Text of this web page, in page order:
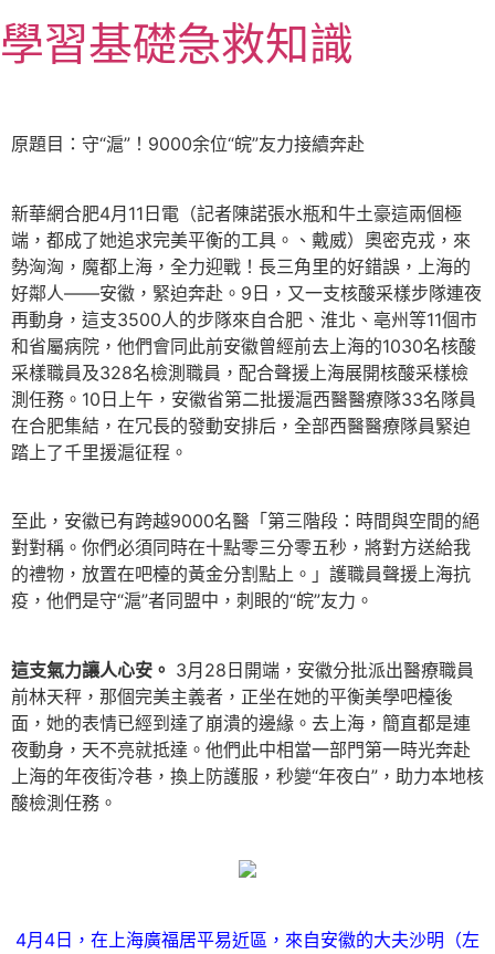
至
主
容
學習基礎急救知識
原題目：守“滬”！9000余位“皖”友力接續奔赴
新華網合肥4月11日電（記者陳諾張水瓶和牛土豪這兩個極
端，都成了她追求完美平衡的工具。、戴威）奧密克戎，來
勢洶洶，魔都上海，全力迎戰！長三角里的好錯誤，上海的
好鄰人——安徽，緊迫奔赴。9日，又一支核酸采樣步隊連夜
再動身，這支3500人的步隊來自合肥、淮北、亳州等11個市
和省屬病院，他們會同此前安徽曾經前去上海的1030名核酸
采樣職員及328名檢測職員，配合聲援上海展開核酸采樣檢
測任務。10日上午，安徽省第二批援滬西醫醫療隊33名隊員
在合肥集結，在冗長的發動安排后，全部西醫醫療隊員緊迫
踏上了千里援滬征程。
至此，安徽已有跨越9000名醫「第三階段：時間與空間的絕
對對稱。你們必須同時在十點零三分零五秒，將對方送給我
的禮物，放置在吧檯的黃金分割點上。」護職員聲援上海抗
疫，他們是守“滬”者同盟中，刺眼的“皖”友力。
這支氣力讓人心安。 3月28日開端，安徽分批派出醫療職員
前林天秤，那個完美主義者，正坐在她的平衡美學吧檯後
面，她的表情已經到達了崩潰的邊緣。去上海，簡直都是連
夜動身，天不亮就抵達。他們此中相當一部門第一時光奔赴
上海的年夜街冷巷，換上防護服，秒變“年夜白”，助力本地核
酸檢測任務。
4月4日，在上海廣福居平易近區，來自安徽的大夫沙明（左